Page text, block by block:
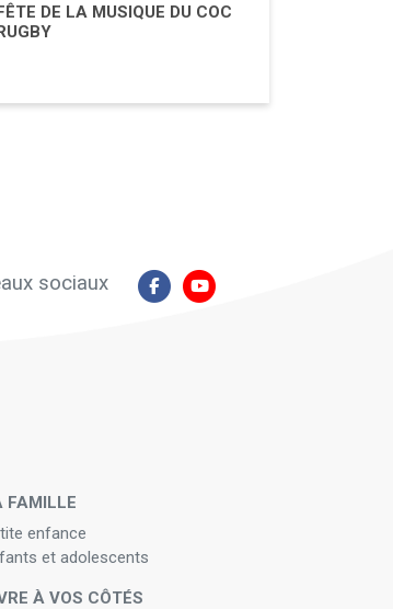
DE LA MUSIQUE DU COC
sociaux
FAMILLE
enfance
et adolescents
À VOS CÔTÉS